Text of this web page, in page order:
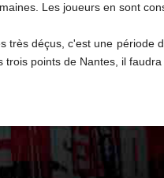
Les joueurs en sont
très déçus, c'est une période
points de Nantes, il